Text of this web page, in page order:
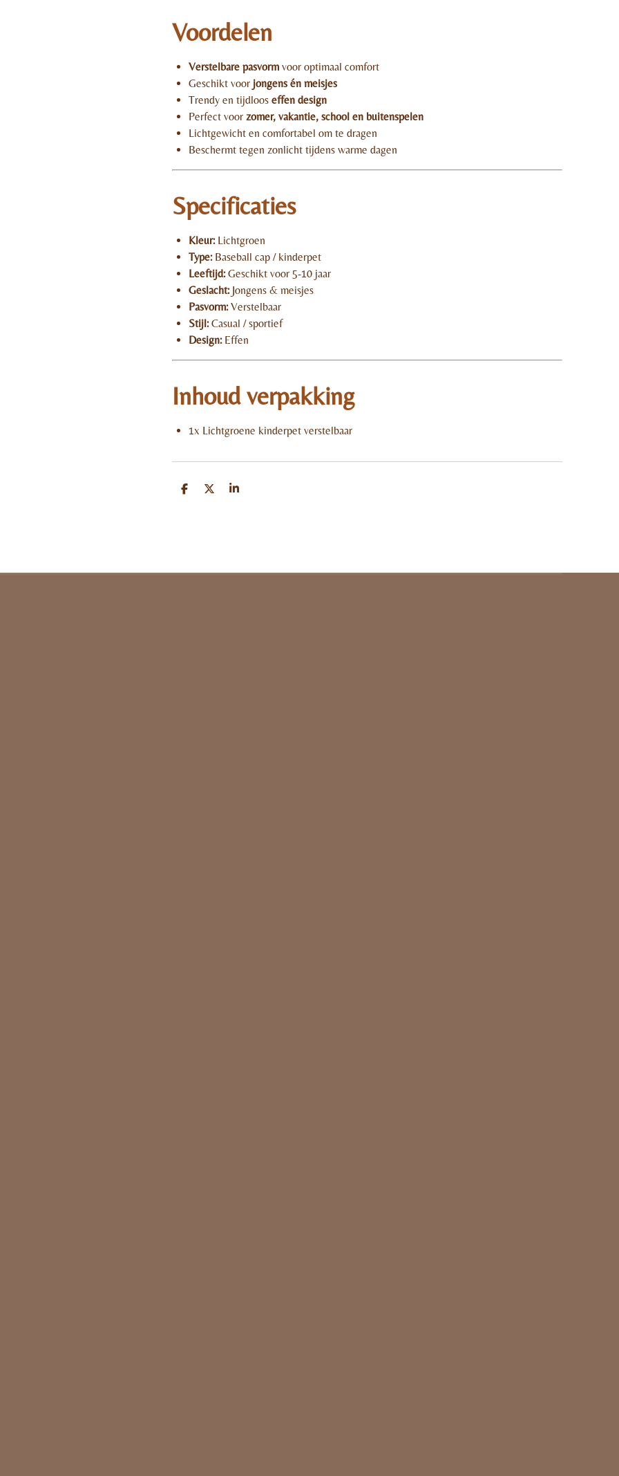
Voordelen
Verstelbare pasvorm voor optimaal comfort
Geschikt voor jongens én meisjes
Trendy en tijdloos effen design
Perfect voor zomer, vakantie, school en buitenspelen
Lichtgewicht en comfortabel om te dragen
Beschermt tegen zonlicht tijdens warme dagen
Specificaties
Kleur:Lichtgroen
Type:Baseball cap / kinderpet
Leeftijd:Geschikt voor 5-10 jaar
Geslacht:Jongens & meisjes
Pasvorm:Verstelbaar
Stijl:Casual / sportief
Design:Effen
Inhoud verpakking
1x Lichtgroene kinderpet verstelbaar
D
D
S